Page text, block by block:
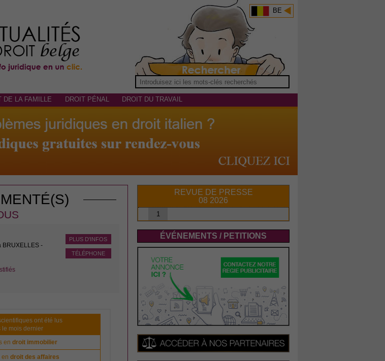
BE
DE LA FAMILLE DROIT PÉNAL DROIT DU TRAVAIL
PLUS D'INFOS
TÉLÉPHONE
BRUXELLES -
ont été lus
le mois dernier
endroit immobilier
endroit des affaires
REVUE DE PRESSE
08 2026
1
ÉVÉNEMENTS / PETITIONS